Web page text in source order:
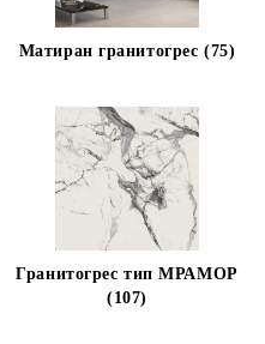
Матиран гранитогрес (75)
Гранитогрес тип МРАМОР
(107)